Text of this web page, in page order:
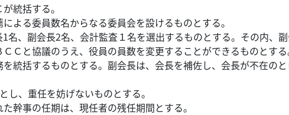
統括する。
よる委員数名からなる委員会を設けるものとする。
名、副会長2名、会計監査１名を選出するものとする。その内、
Ｃと協議のうえ、役員の員数を変更することができるものとする
統括するものとする。副会長は、会長を補佐し、会長が不在の
し、重任を妨げないものとする。
幹事の任期は、現任者の残任期間とする。